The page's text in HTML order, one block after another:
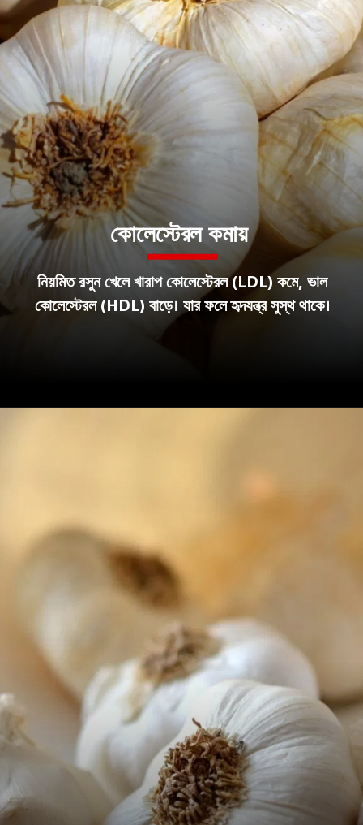
নিয়মিত রসুন খেলে খারাপ কোলেস্টেরল (LDL) কমে, ভাল
কোলেস্টেরল কমায়